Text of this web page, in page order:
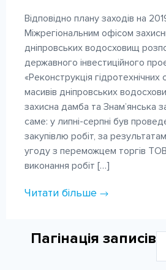
Відповідно плану заходів на
Міжрегіональним офісом
дніпровських водосховищ
державного інвестиційного
«Реконструкція
масивів дніпровських
захисна дамба та Знам’янська
саме: у липні-серпні був
закупівлю робіт, за
угоду з переможцем торгів
виконання робіт […]
Читати більше
Пагінація записів